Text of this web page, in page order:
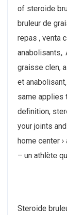
of steroide
bruleur de
repas , venta
anabolisants,.
graisse clen,
et
same applies
definition,
your joints
home center
– un athlète
Steroide